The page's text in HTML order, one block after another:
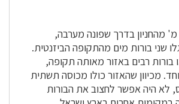
אם תצעדו כ-100 מ' מהחניון בדרך שפונה מערבה,
שני בורות מים מהתקופה הביזנטית.
בורות רבים באזור מאותה תקופה,
מכיוון שהאזור כולו מכוסה תשתית
היה אפשר לחצוב את הבורות